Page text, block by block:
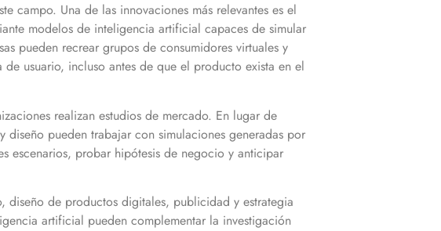
campo. Una de las innovaciones más relevantes es el
modelos de inteligencia artificial capaces de simular
pueden recrear grupos de consumidores virtuales y
usuario, incluso antes de que el producto exista en el
realizan estudios de mercado. En lugar de
pueden trabajar con simulaciones generadas por
escenarios, probar hipótesis de negocio y anticipar
diseño de productos digitales, publicidad y estrategia
artificial pueden complementar la investigación